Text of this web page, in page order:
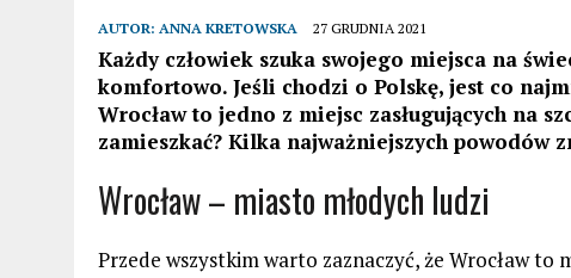
AUTOR: ANNA KRETOWSKA 27 GRUDNIA 2021
Każdy człowiek szuka swojego miejsca na
komfortowo. Jeśli chodzi o Polskę, jest co
Wrocław to jedno z miejsc zasługujących na
zamieszkać? Kilka najważniejszych powodów
Wrocław – miasto młodych ludzi
Przede wszystkim warto zaznaczyć, że Wrocław